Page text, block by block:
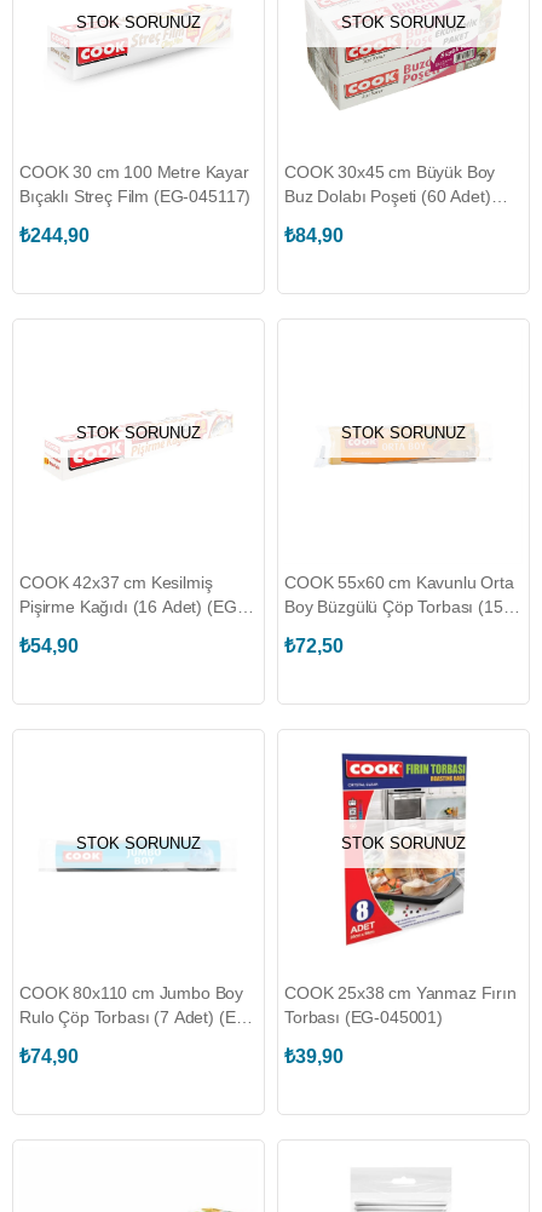
STOK SORUNUZ
COOK 30 cm 100 Metre Kayar
Bıçaklı Streç Film (EG-045117)
₺244,90
STOK SORUNUZ
COOK 30x45 cm Büyük Boy
Buz Dolabı Poşeti (60 Adet)
₺84,90
STOK SORUNUZ
COOK 42x37 cm Kesilmiş
Pişirme Kağıdı (16 Adet) (EG-
₺54,90
STOK SORUNUZ
COOK 55x60 cm Kavunlu Orta
Boy Büzgülü Çöp Torbası (15
₺72,50
STOK SORUNUZ
COOK 80x110 cm Jumbo Boy
Rulo Çöp Torbası (7 Adet) (EG-
₺74,90
STOK SORUNUZ
COOK 25x38 cm Yanmaz Fırın
Torbası (EG-045001)
₺39,90